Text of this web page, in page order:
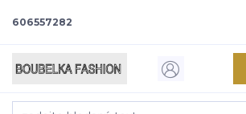
606557282